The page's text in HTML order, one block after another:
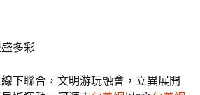
多彩
下聯合，文明游玩融會，立異展開